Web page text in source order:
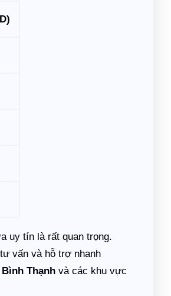
uy tín là rất quan trọng.
vấn và hỗ trợ nhanh
Thạnh và các khu vực